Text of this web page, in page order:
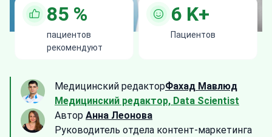
85 %
пациентов
рекомендуют
6 K+
Пациентов
Медицинский редакторФахад Мавлюд
Медицинский редактор, Data Scientist
Автор Анна Леонова
Руководитель отдела контент-маркетинга